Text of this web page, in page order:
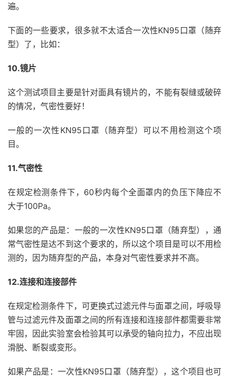
遍。
下面的一些要求，很多就不太适合一次性KN95口罩（随弃
型）了，比如：
10.镜片
这个测试项目主要是针对面具有镜片的，不能有裂缝或破碎
的情况，气密性要好！
一般的一次性KN95口罩（随弃型）可以不用检测这个项
目。
11.气密性
在规定检测条件下，60秒内每个全面罩内的负压下降应不
大于100Pa。
如果您的产品是：一般的一次性KN95口罩（随弃型），通
常气密性是达不到这个要求的，所以这个项目是可以不用检
测的，因为随弃型的产品，本身对气密性要求并不高。
12.连接和连接部件
在规定检测条件下，可更换式过滤元件与面罩之间，呼吸导
管与过滤元件及面罩之间的所有连接和连接部件都需要非常
牢固，因此实验室会检验其可以承受的轴向拉力，不应出现
滑脱、断裂或变形。
如果产品是：一次性KN95口罩（随弃型），这个项目也可